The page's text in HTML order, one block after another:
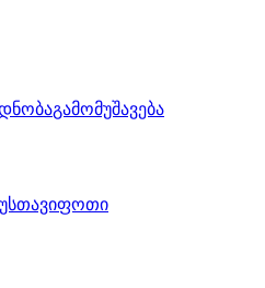
გამომუშავება
ფოთი